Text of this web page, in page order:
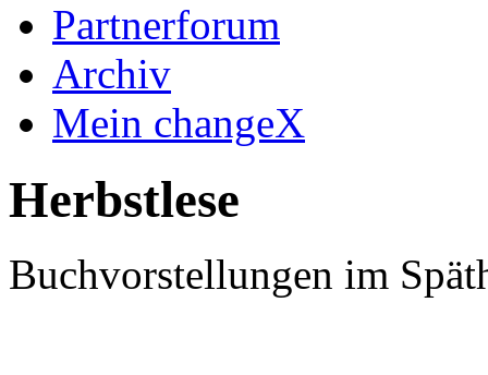
Partnerforum
Archiv
Mein changeX
Herbstlese
Buchvorstellungen im